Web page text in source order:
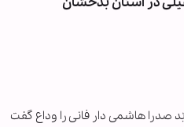
صدرا هاشمی دار فانی را وداع گفت